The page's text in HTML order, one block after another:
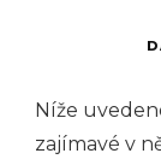
Níže
zajímavé v